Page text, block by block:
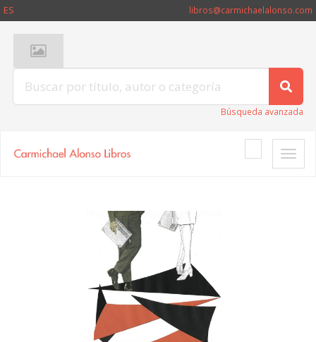
ES libros@carmichaelalonso.com
Búsqueda avanzada
Toggle